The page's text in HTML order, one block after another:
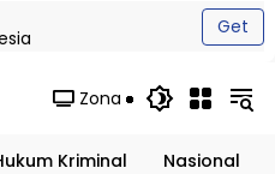
Get
Zona
Kriminal Nasional